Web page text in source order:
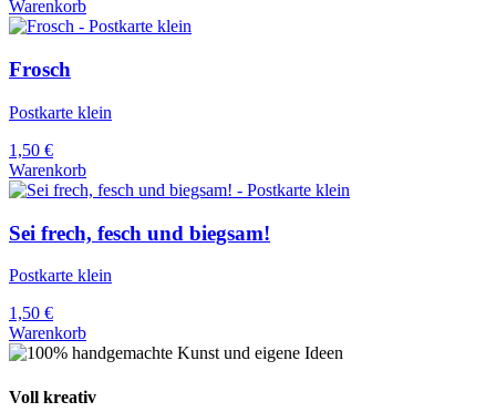
Warenkorb
Frosch
Postkarte klein
1,50 €
Warenkorb
Sei frech, fesch und biegsam!
Postkarte klein
1,50 €
Warenkorb
Voll kreativ